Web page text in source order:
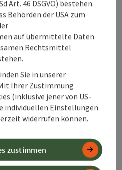
In der Nähe
Art. 46 DSGVO) bestehen.
Behörden der USA zum
auf übermittelte Daten
Rechtsmittel
Sie in unserer
Ihrer Zustimmung
(inklusive jener von US-
individuellen Einstellungen
widerrufen können.
zustimmen